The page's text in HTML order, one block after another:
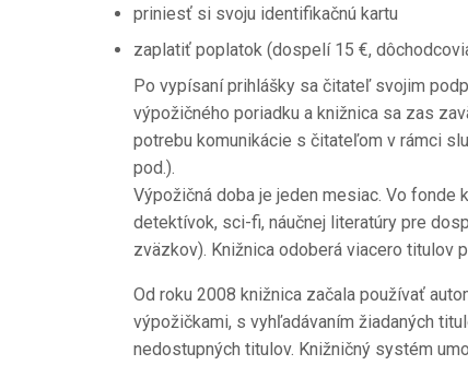
priniesť si svoju identifikačnú kartu
zaplatiť poplatok (dospelí 15 €,
Po vypísaní prihlášky sa čitateľ svojim
výpožičného poriadku a knižnica sa zas
potrebu komunikácie s čitateľom v rámci
pod.).
Výpožičná doba je jeden mesiac. Vo fonde
detektívok, sci-fi, náučnej literatúry pre
zväzkov). Knižnica odoberá viacero titulov
Od roku 2008 knižnica začala používať
výpožičkami, s vyhľadávaním žiadaných
nedostupných titulov. Knižničný systém